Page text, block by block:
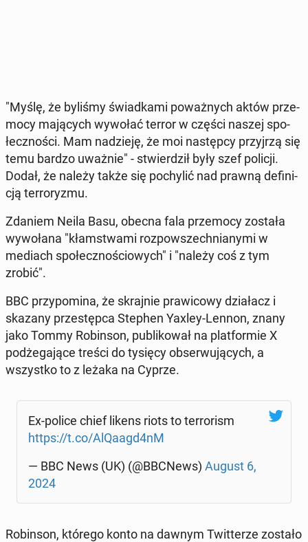
"Myślę, że byliśmy świad­ka­mi po­waż­nych aktów prze­
mo­cy ma­ją­cych wywołać terror w części naszej spo­
łecz­no­ści. Mam na­dzie­ję, że moi na­stęp­cy przyj­rzą się
temu bardzo uważnie" - stwier­dził były szef policji.
Dodał, że należy także się po­chy­lić nad prawną de­fi­ni­
cją ter­ro­ry­zmu.
Zdaniem Neila Basu, obecna fala prze­mo­cy została
wy­wo­ła­na "kłam­stwa­mi roz­po­wszech­nia­ny­mi w
mediach spo­łecz­no­ścio­wych" i "należy coś z tym
zrobić".
BBC przy­po­mi­na, że skraj­nie pra­wi­co­wy dzia­łacz i
skazany prze­stęp­ca Stephen Yaxley-Lennon, znany
jako Tommy Ro­bin­son, pu­bli­ko­wał na plat­for­mie X
pod­że­ga­ją­ce treści do tysięcy ob­ser­wu­ją­cych, a
wszyst­ko to z leżaka na Cyprze.
Ex-police chief likens riots to ter­ro­rism
https://t.co/AlQaagd4nM
— BBC News (UK) (@BBCNews) August 6,
2024
Ro­bin­son, którego konto na dawnym Twit­te­rze zostało